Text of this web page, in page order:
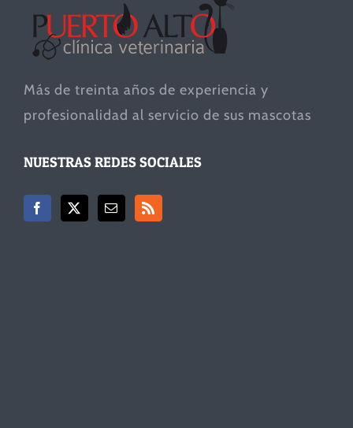
Más de treinta años de experiencia y
profesionalidad al servicio de sus mascotas
NUESTRAS REDES SOCIALES